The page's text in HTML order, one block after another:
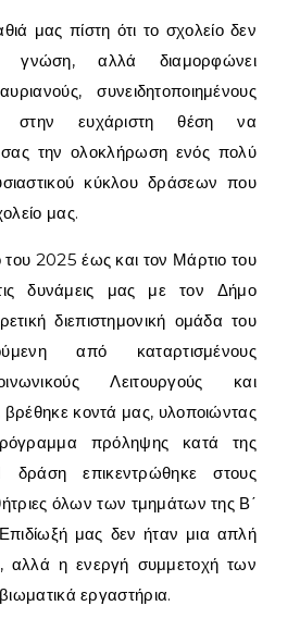
μας πίστη ότι το σχολείο δεν
γνώση, αλλά διαμορφώνει
συνειδητοποιημένους
στην ευχάριστη θέση να
σας την ολοκλήρωση ενός πολύ
κύκλου δράσεων που
μας.
2025 έως και τον Μάρτιο του
δυνάμεις μας με τον Δήμο
διεπιστημονική ομάδα του
από καταρτισμένους
Λειτουργούς και
βρέθηκε κοντά μας, υλοποιώντας
πρόληψης κατά της
επικεντρώθηκε στους
όλων των τμημάτων της Β΄
μας δεν ήταν μια απλή
αλλά η ενεργή συμμετοχή των
εργαστήρια.